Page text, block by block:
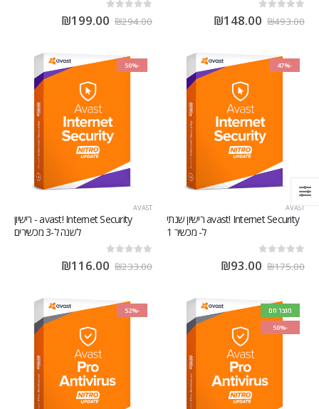
₪493.00
₪148.00
₪294.00
₪199.00
-47%
AVAST
avast! Internet Security רישיון שנתי
ל- מכשיר 1
₪175.00
₪93.00
-50%
AVAST
avast! Internet Security - רישיון
לשנה ל-3 מכשירים
₪233.00
₪116.00
מוצר חם
-50%
-52%